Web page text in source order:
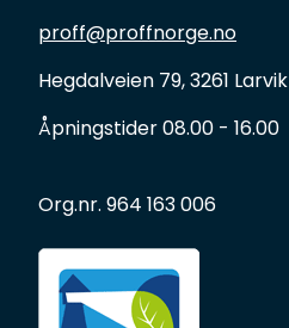
proff@proffnorge.no
Hegdalveien 79, 3261 Larvik
Åpningstider 08.00 - 16.00
Org.nr. 964 163 006